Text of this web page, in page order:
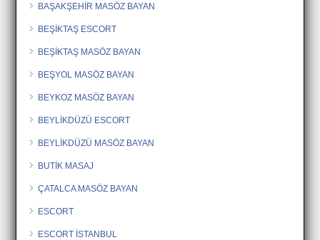
BAŞAKŞEHİR MASÖZ BAYAN
BEŞİKTAŞ ESCORT
BEŞİKTAŞ MASÖZ BAYAN
BEŞYOL MASÖZ BAYAN
BEYKOZ MASÖZ BAYAN
BEYLİKDÜZÜ ESCORT
BEYLİKDÜZÜ MASÖZ BAYAN
BUTİK MASAJ
ÇATALCA MASÖZ BAYAN
ESCORT
ESCORT İSTANBUL